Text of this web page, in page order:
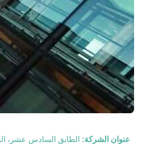
عنوان الشركة: